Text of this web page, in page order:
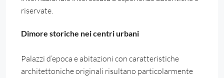
riservate.
Dimore storiche nei centri urbani
Palazzi d’epoca e abitazioni con caratteristiche
architettoniche originali risultano particolarmente